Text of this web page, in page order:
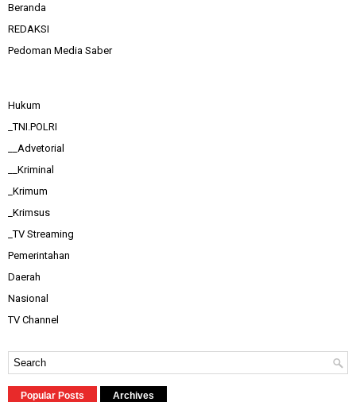
Beranda
REDAKSI
Pedoman Media Saber
Hukum
_TNI.POLRI
__Advetorial
__Kriminal
_Krimum
_Krimsus
_TV Streaming
Pemerintahan
Daerah
Nasional
TV Channel
Popular Posts Archives